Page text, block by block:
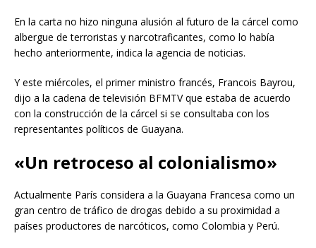
En la carta no hizo ninguna alusión al futuro de la cárcel como
albergue de terroristas y narcotraficantes, como lo había
hecho anteriormente, indica la agencia de noticias.
Y este miércoles, el primer ministro francés, Francois Bayrou,
dijo a la cadena de televisión BFMTV que estaba de acuerdo
con la construcción de la cárcel si se consultaba con los
representantes políticos de Guayana.
«Un retroceso al colonialismo»
Actualmente París considera a la Guayana Francesa como un
gran centro de tráfico de drogas debido a su proximidad a
países productores de narcóticos, como Colombia y Perú.